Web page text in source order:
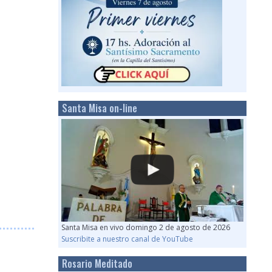
Santa Misa on-line
Santa Misa en vivo domingo 2 de agosto de 2026
Suscribite a nuestro canal de YouTube
Rosario Meditado